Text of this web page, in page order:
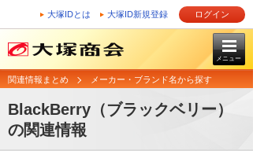
大塚IDとは 大塚ID新規登録 ログイン
メニュー
関連情報まとめ メーカー・ブランド名から探す
BlackBerry（ブラックベリー）
の関連情報